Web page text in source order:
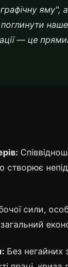
яму",
— це
створює
сили,
Без негайних